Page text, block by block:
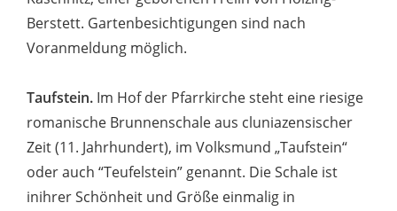
Berstett. Gartenbesichtigungen sind nach
Voranmeldung möglich.
Taufstein. Im Hof der Pfarrkirche steht eine riesige
romanische Brunnenschale aus cluniazensischer
Zeit (11. Jahrhundert), im Volksmund „Taufstein“
oder auch “Teufelstein” genannt. Die Schale ist
inihrer Schönheit und Größe einmalig in